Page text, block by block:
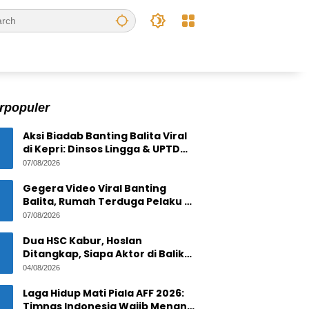
Aksi Biadab Banting Balita Viral
di Kepri: Dinsos Lingga & UPTD
PPPA Tanjungpinang Lacak
07/08/2026
Gegera Video Viral Banting
Balita, Rumah Terduga Pelaku di
Bintan Residence
07/08/2026
Dua HSC Kabur, Hoslan
Ditangkap, Siapa Aktor di Balik
1,6 Ton Timah Ilegal di Pulau
04/08/2026
Laga Hidup Mati Piala AFF 2026:
Timnas Indonesia Wajib Menang